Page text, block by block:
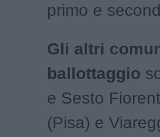
primo e
Gli altri
ballottaggio
e Sesto
(Pisa) e